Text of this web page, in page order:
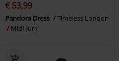
€ 53,99
Pandora Dress
Timeless London
Midi-jurk